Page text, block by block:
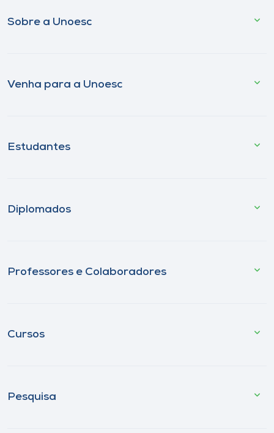
Sobre a Unoesc
Venha para a Unoesc
Estudantes
Diplomados
Professores e Colaboradores
Cursos
Pesquisa